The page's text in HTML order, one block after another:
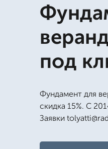
под
Фундамент для
скидка 15%. С
Заявки